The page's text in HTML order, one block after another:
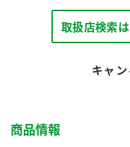
つゆ
Fibee（ファイビー）
くらしプラ酢
ぽん酢
国内事業概要
ミツカングループについ
採用情報
取扱店検索
キャ
商品情報